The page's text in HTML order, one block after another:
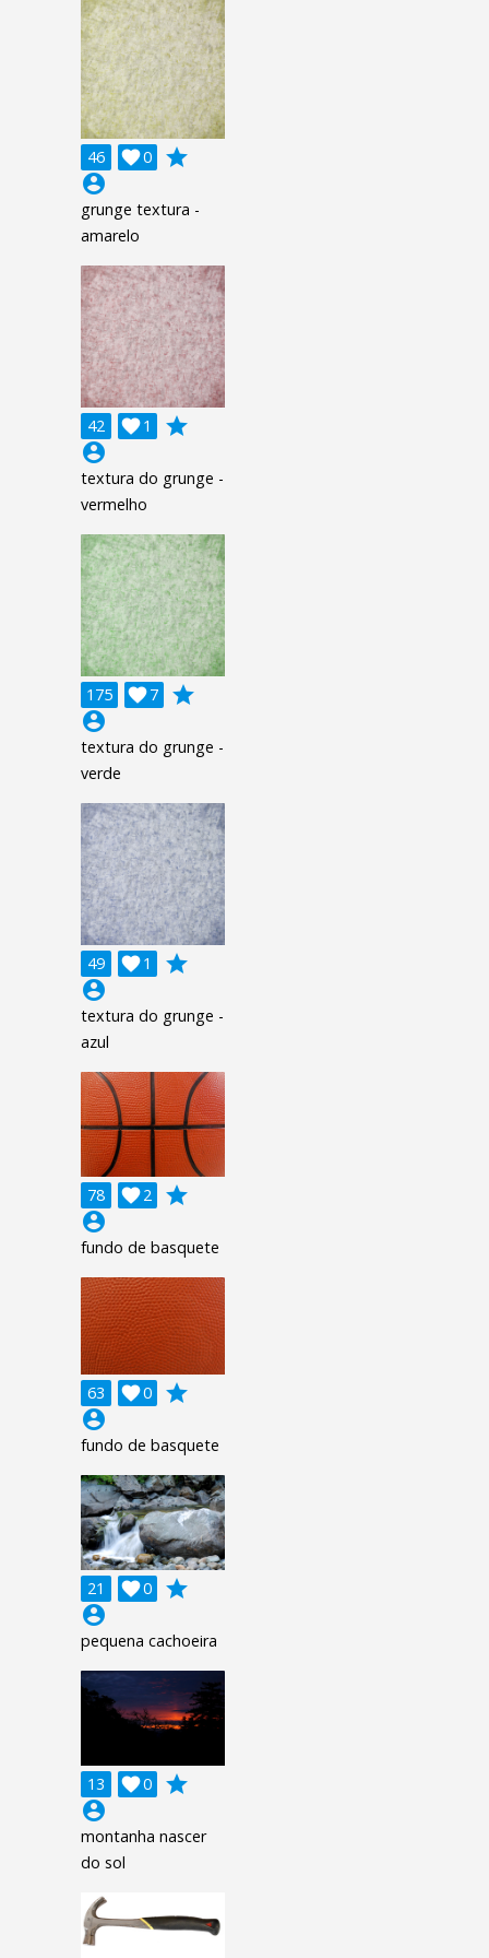
46 0

grade
account_circle
grunge textura -
amarelo
42 1

grade
account_circle
textura do grunge -
vermelho
175 7

grade
account_circle
textura do grunge -
verde
49 1

grade
account_circle
textura do grunge -
azul
78 2

grade
account_circle
fundo de basquete
63 0

grade
account_circle
fundo de basquete
21 0

grade
account_circle
pequena cachoeira
13 0

grade
account_circle
montanha nascer
do sol